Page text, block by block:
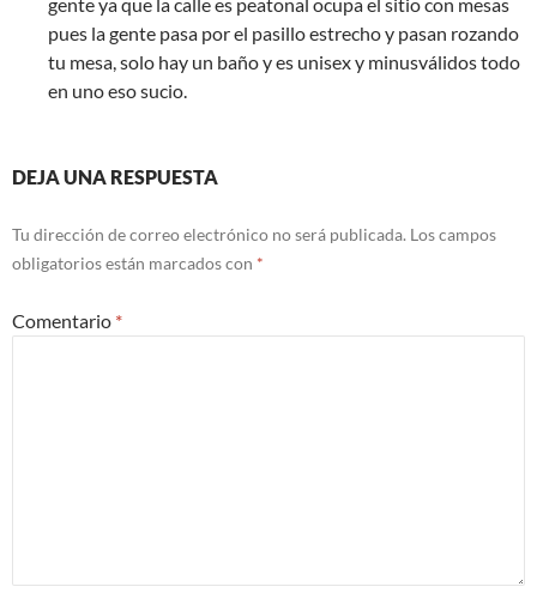
pues la gente pasa por el pasillo estrecho y pasan rozando
tu mesa, solo hay un baño y es unisex y minusválidos todo
en uno eso sucio.
DEJA UNA RESPUESTA
Tu dirección de correo electrónico no será publicada. Los campos
obligatorios están marcados con *
Comentario *